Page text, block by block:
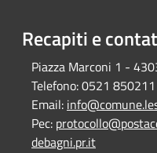
Recapiti e
Piazza Marconi 1 -
Telefono:0521 850211
Email:
Pec:
debagni.pr.it